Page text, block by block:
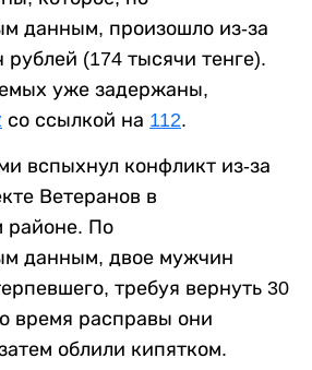
данным, произошло из-за
рублей (174 тысячи тенге).
уже задержаны,
со ссылкой на 112.
вспыхнул конфликт из-за
Ветеранов в
районе. По
данным, двое мужчин
требуя вернуть 30
время расправы они
облили кипятком.